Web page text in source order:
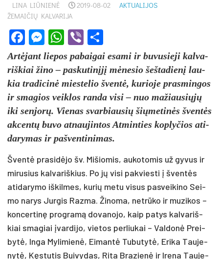
LINA LIŪNIENĖ 2019-08-02
AKTUALIJOS
ŽEMAIČIŲ KALVARIJA
Facebook
Messenger
WhatsApp
Viber
Ar­tė­jant lie­pos pa­bai­gai esa­mi ir bu­vu­sie­ji kal­va­
riš­kiai ži­no – pa­sku­ti­nį­jį mė­ne­sio šeš­ta­die­nį lau­
kia tra­di­ci­nė mies­te­lio šven­tė, ku­rio­je pra­smin­gos
ir sma­gios veik­los ran­da vi­si – nuo ma­žiau­sių­jų
iki sen­jo­rų. Vie­nas svar­biau­sių šių­me­ti­nės šven­tės
ak­cen­tų bu­vo at­nau­jin­tos At­min­ties kop­ly­čios ati­
da­ry­mas ir pa­šven­ti­ni­mas.
Šven­tė pra­si­dė­jo šv. Mi­šio­mis, au­ko­to­mis už gy­vus ir
mi­ru­sius kal­va­riš­kius. Po jų vi­si pa­kvies­ti į šven­tės
ati­da­ry­mo iš­kil­mes, ku­rių me­tu vi­sus pa­svei­ki­no Sei­
mo na­rys Jur­gis Raz­ma. Ži­no­ma, ne­trū­ko ir mu­zi­kos –
kon­cer­ti­nę pro­gra­mą do­va­no­jo, kaip pa­tys kal­va­riš­
kiai sma­giai įvar­di­jo, vie­tos per­liu­kai – Val­do­nė Prei­
by­tė, In­ga My­li­mie­nė, Ei­man­tė Tu­bu­ty­tė, Eri­ka Tau­je­
ny­tė, Kęs­tu­tis Bui­vy­das, Ri­ta Bra­zie­nė ir Ire­na Tau­je­